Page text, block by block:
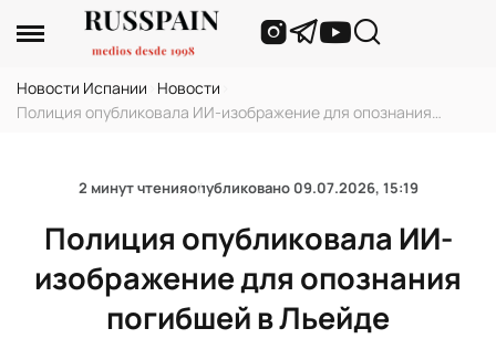
Новости Испании Новости
Полиция опубликовала ИИ-изображение для опознания
2 минут чтенияопубликовано 09.07.2026, 15:19
Полиция опубликовала ИИ-
изображение для опознания
погибшей в Льейде